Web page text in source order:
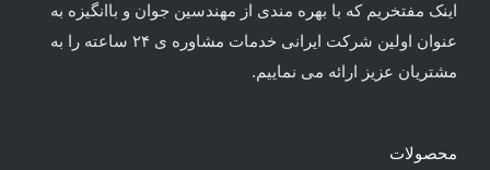
اینک مفتخریم که با بهره مندی از مهندسین جوان و باانگیزه به
عنوان اولین شرکت ایرانی خدمات مشاوره ی ۲۴ ساعته را به
مشتریان عزیز ارائه می نماییم.
محصولات